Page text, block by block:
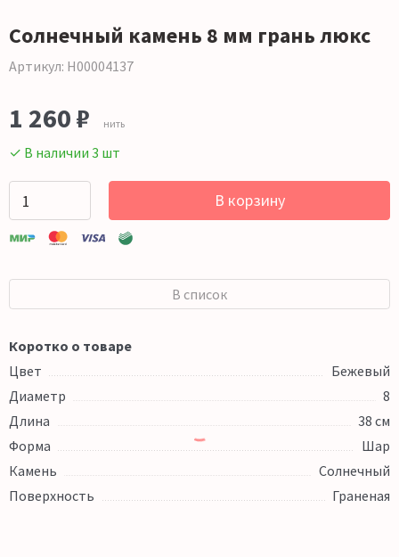
Солнечный камень 8 мм грань люкс
Артикул: Н00004137
1 260 ₽ нить
✓ В наличии 3 шт
В корзину
В список
Коротко о товаре
Цвет
Бежевый
Диаметр
8
Длина
38 см
Форма
Шар
Камень
Солнечный
Поверхность
Граненая